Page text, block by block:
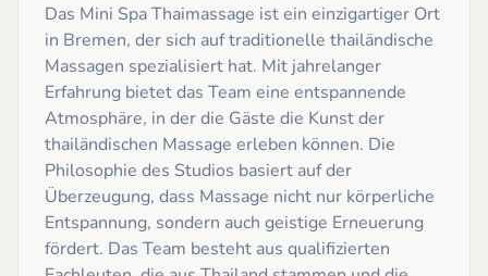
Das Mini Spa Thaimassage ist ein einzigartiger Ort
in Bremen, der sich auf traditionelle thailändische
Massagen spezialisiert hat. Mit jahrelanger
Erfahrung bietet das Team eine entspannende
Atmosphäre, in der die Gäste die Kunst der
thailändischen Massage erleben können. Die
Philosophie des Studios basiert auf der
Überzeugung, dass Massage nicht nur körperliche
Entspannung, sondern auch geistige Erneuerung
fördert. Das Team besteht aus qualifizierten